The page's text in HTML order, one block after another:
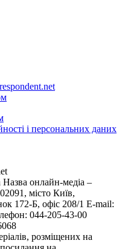
і персональних даних
онлайн-медіа –
місто Київ,
Б, офіс 208/1 E-mail:
044-205-43-00
розміщених на